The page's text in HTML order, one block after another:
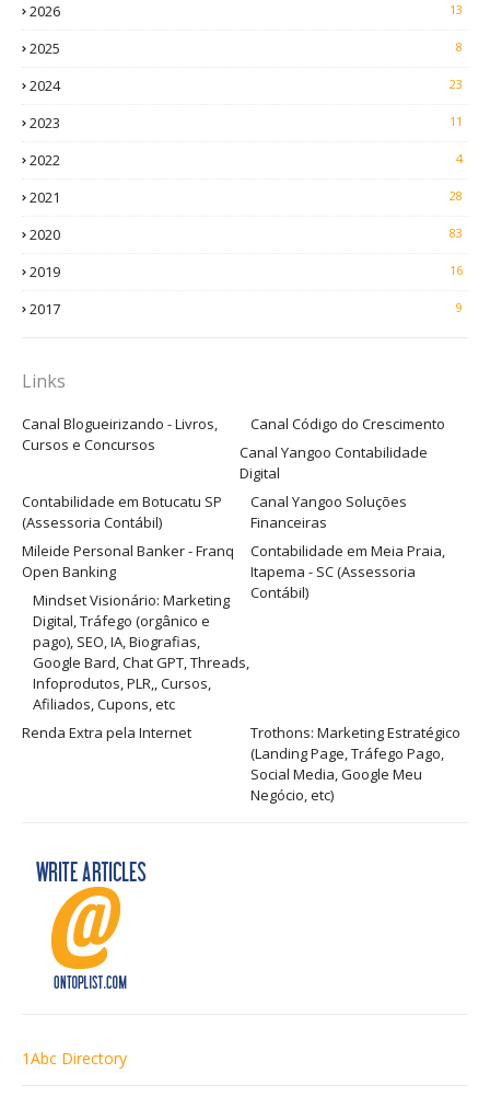
2026 13
2025 8
2024 23
2023 11
2022 4
2021 28
2020 83
2019 16
2017 9
Links
Canal Blogueirizando - Livros,
Cursos e Concursos
Canal Código do Crescimento
Canal Yangoo Contabilidade
Digital
Canal Yangoo Soluções
Financeiras
Contabilidade em Botucatu SP
(Assessoria Contábil)
Contabilidade em Meia Praia,
Itapema - SC (Assessoria
Contábil)
Mileide Personal Banker - Franq
Open Banking
Mindset Visionário: Marketing
Digital, Tráfego (orgânico e
pago), SEO, IA, Biografias,
Google Bard, Chat GPT, Threads,
Infoprodutos, PLR,, Cursos,
Afiliados, Cupons, etc
Renda Extra pela Internet
Trothons: Marketing Estratégico
(Landing Page, Tráfego Pago,
Social Media, Google Meu
Negócio, etc)
1Abc Directory